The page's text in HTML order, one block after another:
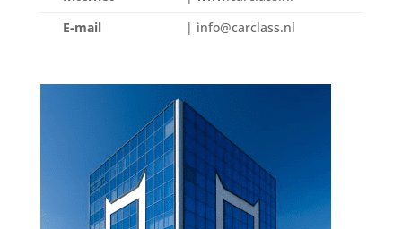
E-mail
| info@carclass.nl